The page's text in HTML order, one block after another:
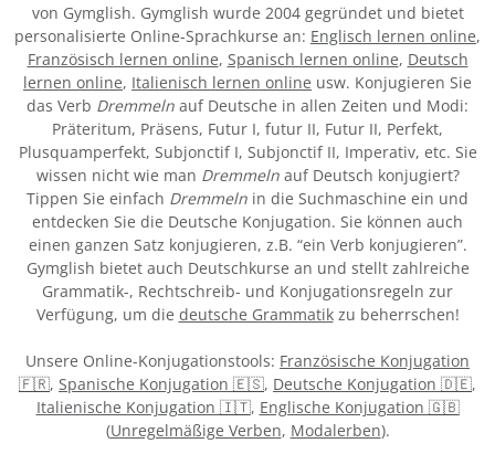
von Gymglish. Gymglish wurde 2004 gegründet und bietet
personalisierte Online-Sprachkurse an: Englisch lernen online,
Französisch lernen online, Spanisch lernen online, Deutsch
lernen online, Italienisch lernen online usw. Konjugieren Sie
das Verb Dremmeln auf Deutsche in allen Zeiten und Modi:
Präteritum, Präsens, Futur I, futur II, Futur II, Perfekt,
Plusquamperfekt, Subjonctif I, Subjonctif II, Imperativ, etc. Sie
wissen nicht wie man Dremmelnauf Deutsch konjugiert?
Tippen Sie einfach Dremmeln in die Suchmaschine ein und
entdecken Sie die Deutsche Konjugation. Sie können auch
einen ganzen Satz konjugieren, z.B. “ein Verb konjugieren”.
Gymglish bietet auch Deutschkurse an und stellt zahlreiche
Grammatik-, Rechtschreib- und Konjugationsregeln zur
Verfügung, um die deutsche Grammatikzu beherrschen!
Unsere Online-Konjugationstools: Französische Konjugation
🇫🇷, Spanische Konjugation 🇪🇸, Deutsche Konjugation 🇩🇪,
Italienische Konjugation 🇮🇹, Englische Konjugation 🇬🇧
(Unregelmäßige Verben, Modalerben).